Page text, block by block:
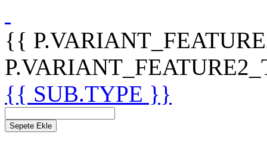
{{
{{ SUB.TYPE }}
Sepete Ekle